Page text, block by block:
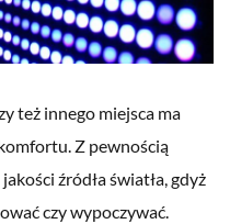
też innego miejsca ma
Z pewnością
źródła światła, gdyż
czy wypoczywać.